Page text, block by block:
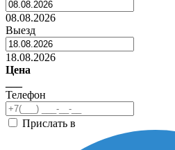
08.08.2026
Выезд
18.08.2026
Цена
Телефон
Прислать в